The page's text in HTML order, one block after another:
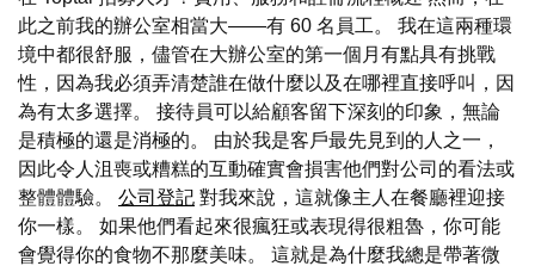
此之前我的辦公室相當大——有 60 名員工。 我在這兩種環
境中都很舒服，儘管在大辦公室的第一個月有點具有挑戰
性，因為我必須弄清楚誰在做什麼以及在哪裡直接呼叫，因
為有太多選擇。 接待員可以給顧客留下深刻的印象，無論
是積極的還是消極的。 由於我是客戶最先見到的人之一，
因此令人沮喪或糟糕的互動確實會損害他們對公司的看法或
整體體驗。 公司登記 對我來說，這就像主人在餐廳裡迎接
你一樣。 如果他們看起來很瘋狂或表現得很粗魯，你可能
會覺得你的食物不那麼美味。 這就是為什麼我總是帶著微